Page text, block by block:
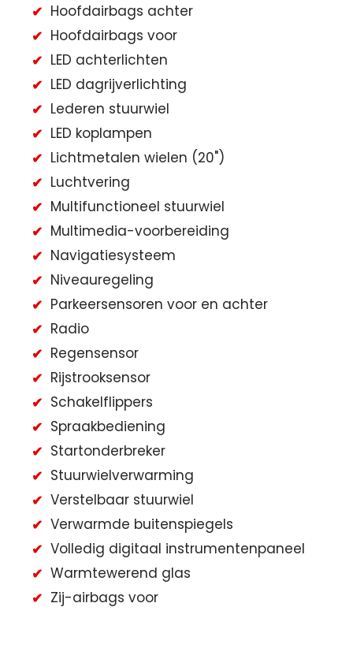
Hoofdairbags achter
Hoofdairbags voor
LED achterlichten
LED dagrijverlichting
Lederen stuurwiel
LED koplampen
Lichtmetalen wielen (20")
Luchtvering
Multifunctioneel stuurwiel
Multimedia-voorbereiding
Navigatiesysteem
Niveauregeling
Parkeersensoren voor en achter
Radio
Regensensor
Rijstrooksensor
Schakelflippers
Spraakbediening
Startonderbreker
Stuurwielverwarming
Verstelbaar stuurwiel
Verwarmde buitenspiegels
Volledig digitaal instrumentenpaneel
Warmtewerend glas
Zij-airbags voor